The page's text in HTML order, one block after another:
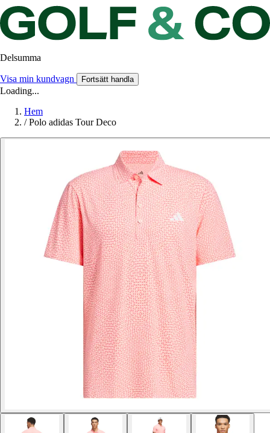
Delsumma
Visa min kundvagn Fortsätt handla
Loading...
Hem
/ Polo adidas Tour Deco